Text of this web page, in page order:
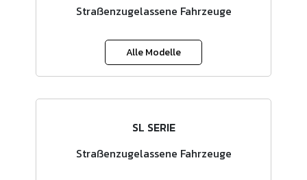
Straßenzugelassene Fahrzeuge
Alle Modelle
SL SERIE
Straßenzugelassene Fahrzeuge